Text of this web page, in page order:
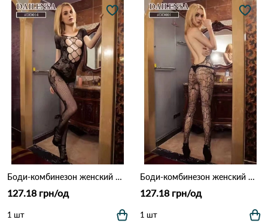
Боди-комбинезон женский DD014 Черный
127.18 грн/од
1 шт
Боди-комбинезон женский DD001 Черный
127.18 грн/од
1 шт